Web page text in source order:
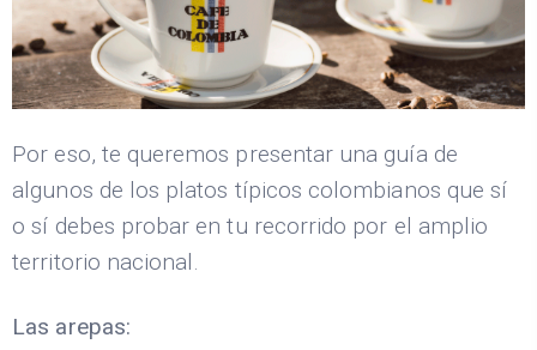
Por eso, te queremos presentar una guía de
algunos de los platos típicos colombianos que sí
o sí debes probar en tu recorrido por el amplio
territorio nacional.
Las arepas: